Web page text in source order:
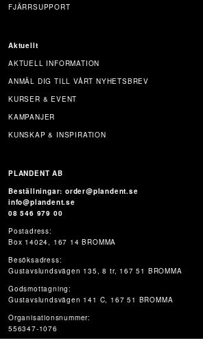
FJÄRRSUPPORT
Aktuellt
AKTUELL INFORMATION
ANMÄL DIG TILL VÅRT NYHETSBREV
KURSER & EVENT
KAMPANJER
KUNSKAP & INSPIRATION
PLANDENT AB
Beställningar: order@plandent.se
info@plandent.se
08 546 979 00
Postadress:
Box 14024, 167 14 BROMMA
Besöksadress:
Gustavslundsvägen 135, 8 tr, 167 51 BROMMA
Godsmottagning:
Gustavslundsvägen 141 C, 167 51 BROMMA
Organisationsnummer:
556347-1076